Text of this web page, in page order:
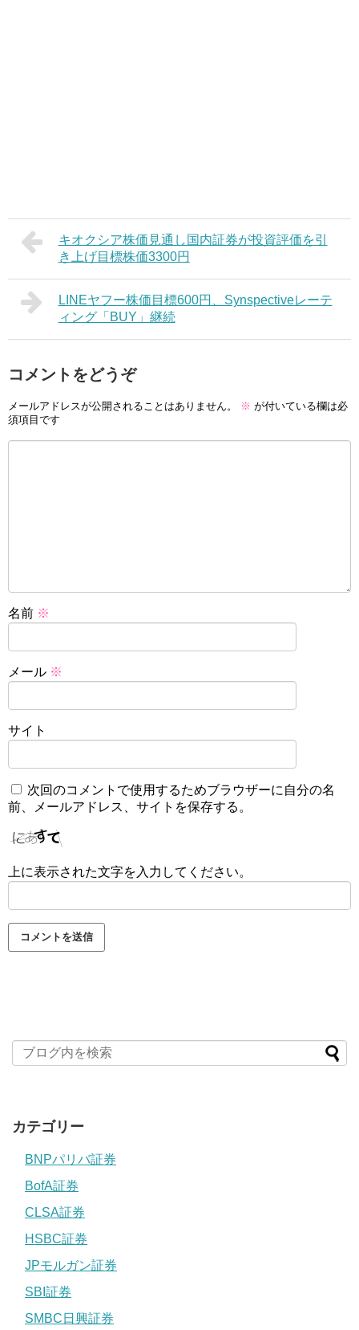
キオクシア株価見通し国内証券が投資評価を引
き上げ目標株価3300円
LINEヤフー株価目標600円、Synspectiveレーテ
ィング「BUY」継続
コメントをどうぞ
メールアドレスが公開されることはありません。 ※ が付いている欄は必
須項目です
名前 ※
メール ※
サイト
次回のコメントで使用するためブラウザーに自分の名
前、メールアドレス、サイトを保存する。
上に表示された文字を入力してください。
カテゴリー
BNPパリバ証券
BofA証券
CLSA証券
HSBC証券
JPモルガン証券
SBI証券
SMBC日興証券